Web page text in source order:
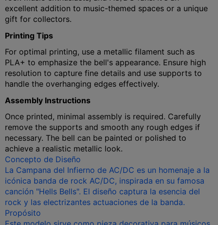
excellent addition to music-themed spaces or a unique
gift for collectors.
Printing Tips
For optimal printing, use a metallic filament such as
PLA+ to emphasize the bell's appearance. Ensure high
resolution to capture fine details and use supports to
handle the overhanging edges effectively.
Assembly Instructions
Once printed, minimal assembly is required. Carefully
remove the supports and smooth any rough edges if
necessary. The bell can be painted or polished to
achieve a realistic metallic look.
Concepto de Diseño
La Campana del Infierno de AC/DC es un homenaje a la
icónica banda de rock AC/DC, inspirada en su famosa
canción "Hells Bells". El diseño captura la esencia del
rock y las electrizantes actuaciones de la banda.
Propósito